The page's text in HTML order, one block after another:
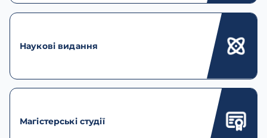
Наукові видання
Магістерські студії